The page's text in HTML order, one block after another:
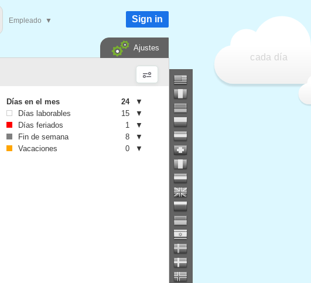
cada día
Empleado ▼ Sign in
Ajustes
Días en el mes 24
▼
Días laborables
15
▼
Días feriados
1
▼
Fin de semana
8
▼
Vacaciones
0 ▼